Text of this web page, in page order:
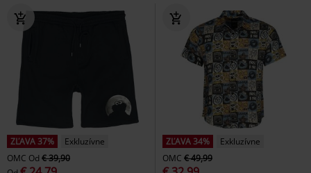
ZĽAVA 37%
Exkluzívne
OMC Od € 39,90
ZĽAVA 34%
Exkluzívne
OMC € 49,99